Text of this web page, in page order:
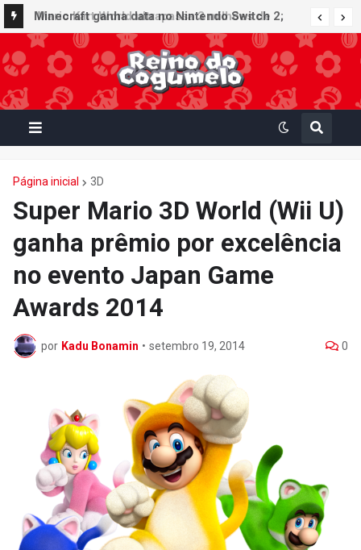
Minecraft ganha data no Nintendo Switch 2;
Super Mario Mash-Up receberá atualização
gráfica exclusiva
Página inicial 3D
Super Mario 3D World (Wii U)
ganha prêmio por excelência
no evento Japan Game
Awards 2014
por Kadu Bonamin • setembro 19, 2014 0